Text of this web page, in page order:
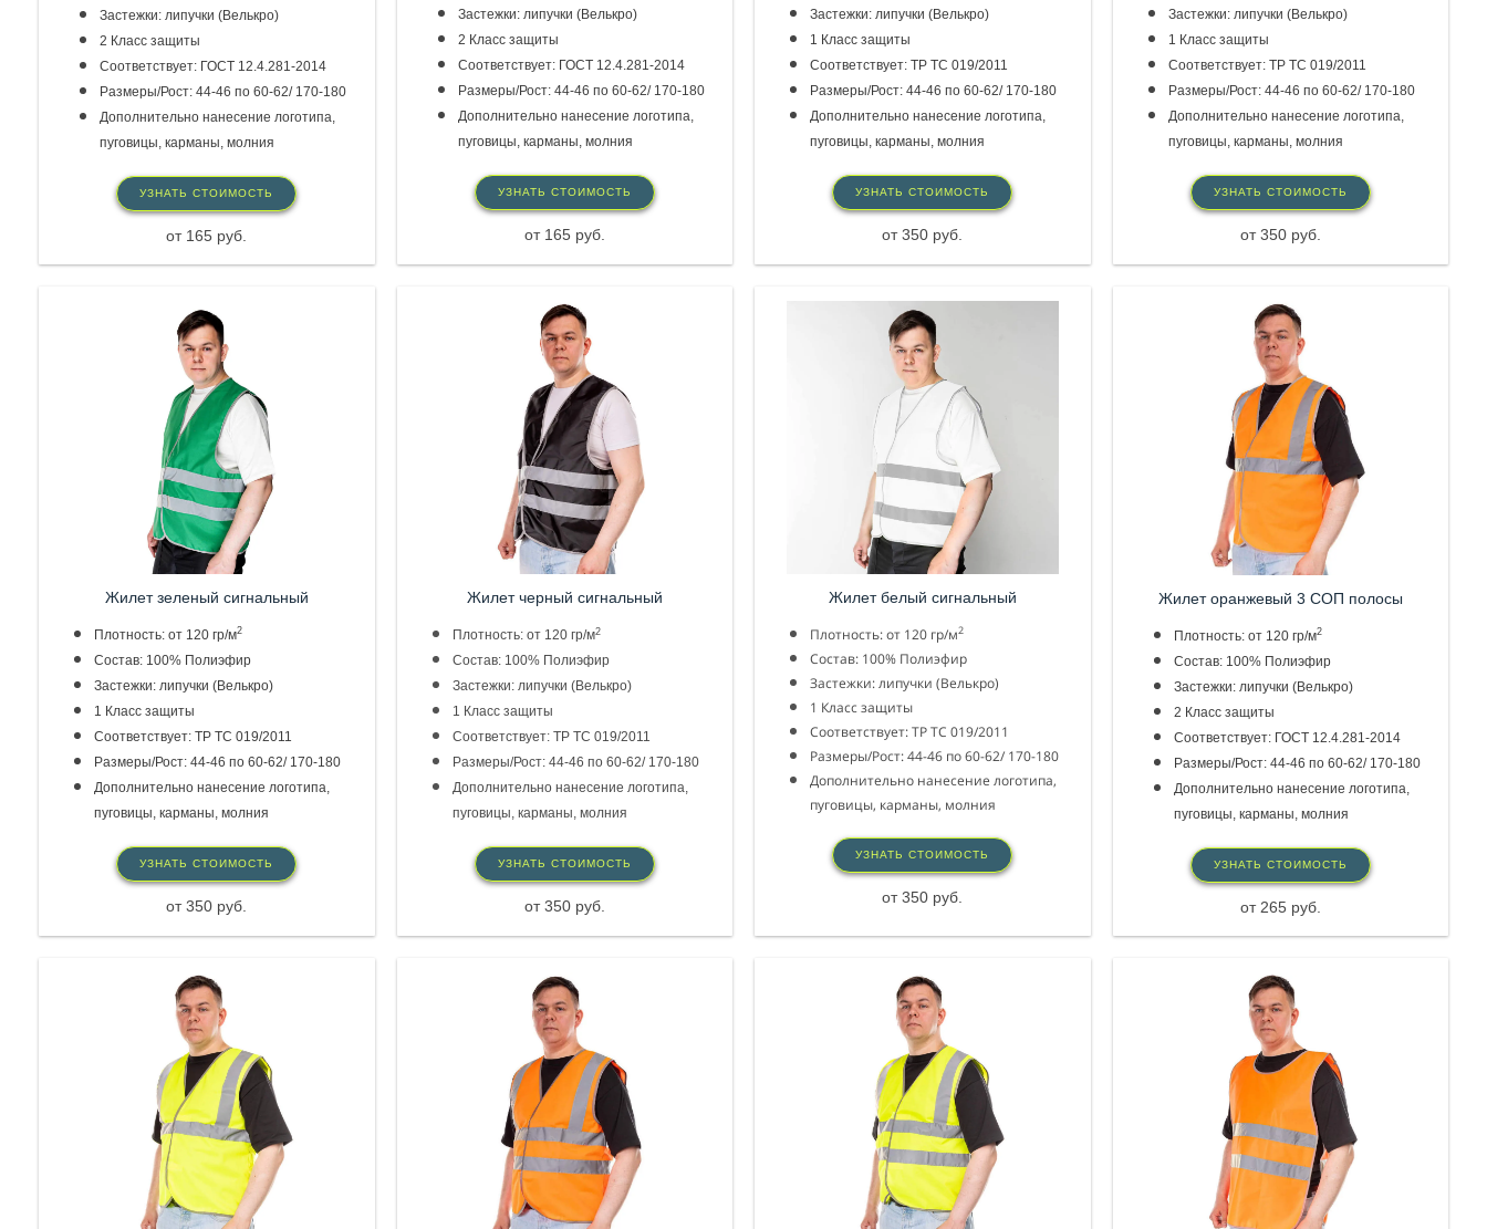
Застежки: липучки (Велькро)
2 Класс защиты
Соответствует: ГОСТ 12.4.281-2014
Размеры/Рост: 44-46 по 60-62/ 170-180
Дополнительно нанесение логотипа,
пуговицы, карманы, молния
УЗНАТЬ СТОИМОСТЬ
от 165 руб.
Застежки: липучки (Велькро)
2 Класс защиты
Соответствует: ГОСТ 12.4.281-2014
Размеры/Рост: 44-46 по 60-62/ 170-180
Дополнительно нанесение логотипа,
пуговицы, карманы, молния
УЗНАТЬ СТОИМОСТЬ
от 165 руб.
Застежки: липучки (Велькро)
1 Класс защиты
Соответствует: ТР ТС 019/2011
Размеры/Рост: 44-46 по 60-62/ 170-180
Дополнительно нанесение логотипа,
пуговицы, карманы, молния
УЗНАТЬ СТОИМОСТЬ
от 350 руб.
Застежки: липучки (Велькро)
1 Класс защиты
Соответствует: ТР ТС 019/2011
Размеры/Рост: 44-46 по 60-62/ 170-180
Дополнительно нанесение логотипа,
пуговицы, карманы, молния
УЗНАТЬ СТОИМОСТЬ
от 350 руб.
Жилет зеленый сигнальный
Плотность: от 120 гр/м2
Состав: 100% Полиэфир
Застежки: липучки (Велькро)
1 Класс защиты
Соответствует: ТР ТС 019/2011
Размеры/Рост: 44-46 по 60-62/ 170-180
Дополнительно нанесение логотипа,
пуговицы, карманы, молния
УЗНАТЬ СТОИМОСТЬ
от 350 руб.
Жилет черный сигнальный
Плотность: от 120 гр/м2
Состав: 100% Полиэфир
Застежки: липучки (Велькро)
1 Класс защиты
Соответствует: ТР ТС 019/2011
Размеры/Рост: 44-46 по 60-62/ 170-180
Дополнительно нанесение логотипа,
пуговицы, карманы, молния
УЗНАТЬ СТОИМОСТЬ
от 350 руб.
Жилет белый сигнальный
Плотность: от 120 гр/м2
Состав: 100% Полиэфир
Застежки: липучки (Велькро)
1 Класс защиты
Соответствует: ТР ТС 019/2011
Размеры/Рост: 44-46 по 60-62/ 170-180
Дополнительно нанесение логотипа,
пуговицы, карманы, молния
УЗНАТЬ СТОИМОСТЬ
от 350 руб.
Жилет оранжевый 3 СОП полосы
Плотность: от 120 гр/м2
Состав: 100% Полиэфир
Застежки: липучки (Велькро)
2 Класс защиты
Соответствует: ГОСТ 12.4.281-2014
Размеры/Рост: 44-46 по 60-62/ 170-180
Дополнительно нанесение логотипа,
пуговицы, карманы, молния
УЗНАТЬ СТОИМОСТЬ
от 265 руб.